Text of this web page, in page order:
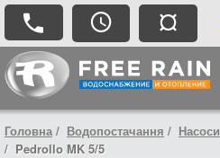
¤
Головна Водопостачання Насоси
Pedrollo MK 5/5